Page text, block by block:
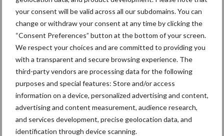
your consent will be valid across all our subdomains. You can
change or withdraw your consent at any time by clicking the
“Consent Preferences” button at the bottom of your screen.
We respect your choices and are committed to providing you
with a transparent and secure browsing experience. The
third-party vendors are processing data for the following
purposes and special features: Store and/or access
information on a device, personalized advertising and content,
advertising and content measurement, audience research,
and services development, precise geolocation data, and
identification through device scanning.
Aanbevolen voor jou!
Grondstoffenmarkt blijft
grillig: droogte en
geopolitiek houden handel
in de greep
De speenhuid: een vaak
onderschatte risicofactor
voor mastitis